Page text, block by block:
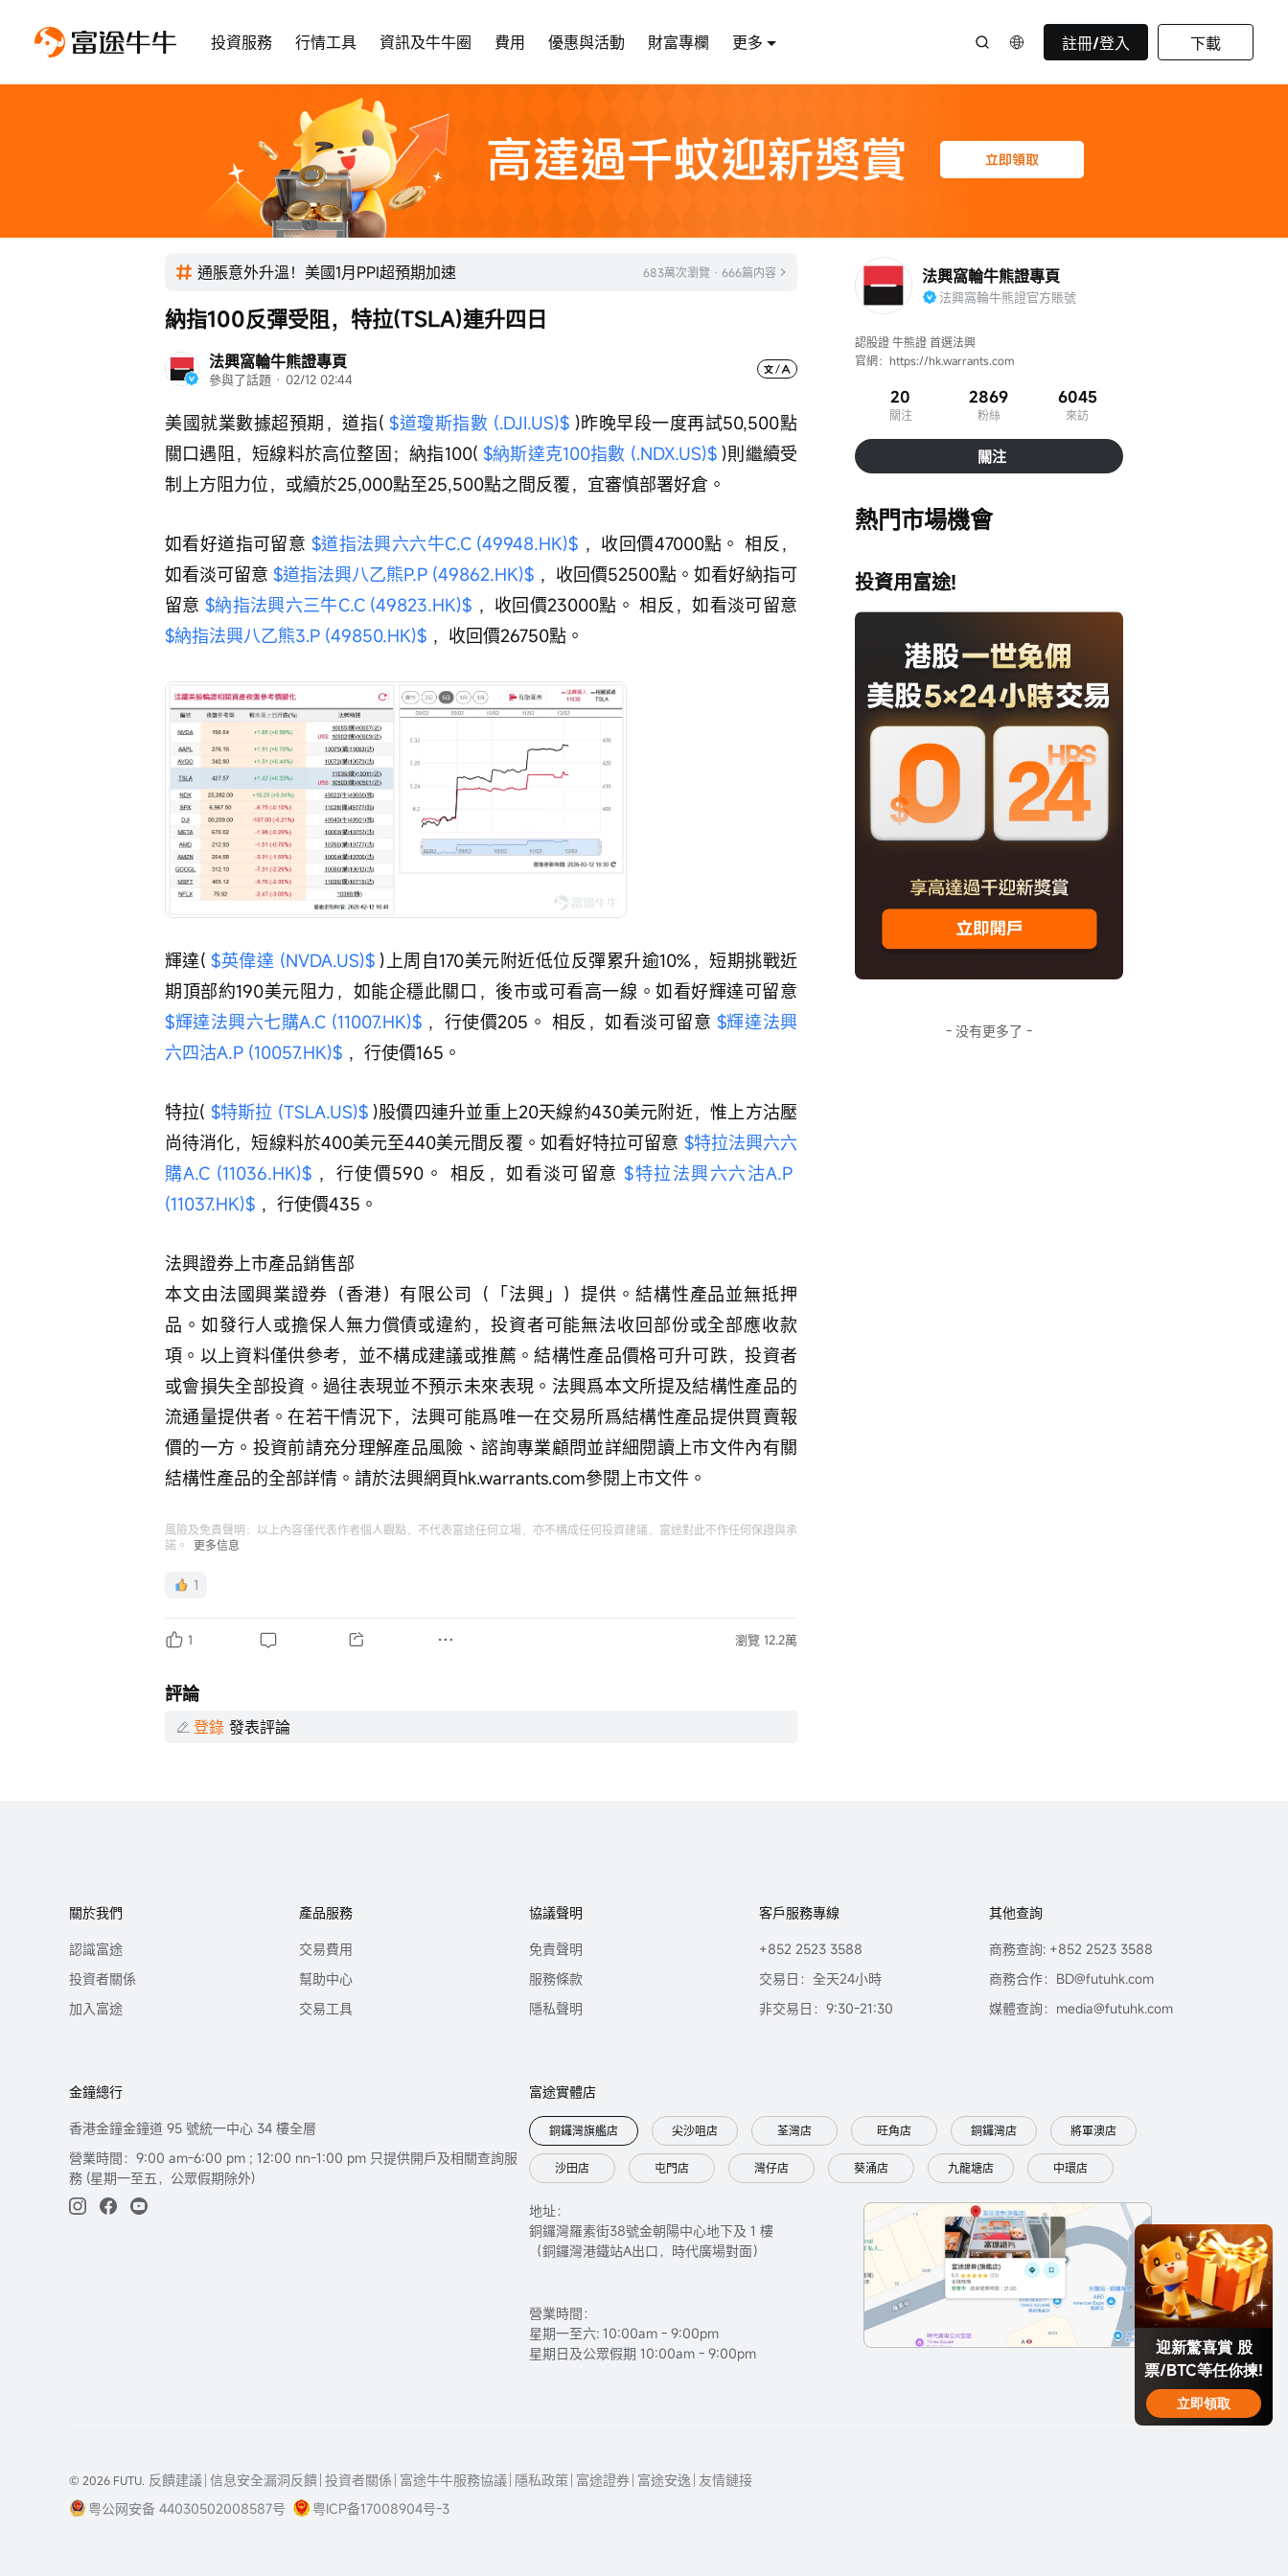
投資服務 行情工具 資訊及牛牛圈 費用 優惠與活動 財富專欄 更多 註冊/登入 下載
迎新驚喜賞 股
票/BTC等任你揀!
立即領取
通脹意外升溫！美國1月PPI超預期加速 683萬次瀏覽 · 666篇内容
法興窩輪牛熊證專頁
參與了話題 · 02/12 02:44
納指100反彈受阻，特拉(TSLA)連升四日
美國就業數據超預期，道指( $道瓊斯指數 (.DJI.US)$ )昨晚早段一度再試50,500點
關口遇阻，短線料於高位整固；納指100( $納斯達克100指數 (.NDX.US)$ )則繼續受
制上方阻力位，或續於25,000點至25,500點之間反覆，宜審慎部署好倉。
如看好道指可留意 $道指法興六六牛C.C (49948.HK)$ ，收回價47000點。 相反，
如看淡可留意 $道指法興八乙熊P.P (49862.HK)$ ，收回價52500點。如看好納指可
留意 $納指法興六三牛C.C (49823.HK)$ ，收回價23000點。 相反，如看淡可留意
$納指法興八乙熊3.P (49850.HK)$ ，收回價26750點。
輝達( $英偉達 (NVDA.US)$ )上周自170美元附近低位反彈累升逾10%，短期挑戰近
期頂部約190美元阻力，如能企穩此關口，後市或可看高一線。如看好輝達可留意
$輝達法興六七購A.C (11007.HK)$ ，行使價205。 相反，如看淡可留意 $輝達法興
六四沽A.P (10057.HK)$ ，行使價165。
特拉( $特斯拉 (TSLA.US)$ )股價四連升並重上20天線約430美元附近，惟上方沽壓
尚待消化，短線料於400美元至440美元間反覆。如看好特拉可留意 $特拉法興六六
購A.C (11036.HK)$ ，行使價590。 相反，如看淡可留意 $特拉法興六六沽A.P
(11037.HK)$ ，行使價435。
法興證券上市產品銷售部
本文由法國興業證券（香港）有限公司（「法興」）提供。結構性產品並無抵押
品。如發行人或擔保人無力償債或違約，投資者可能無法收回部份或全部應收款
項。以上資料僅供參考，並不構成建議或推薦。結構性產品價格可升可跌，投資者
或會損失全部投資。過往表現並不預示未來表現。法興爲本文所提及結構性產品的
流通量提供者。在若干情況下，法興可能爲唯一在交易所爲結構性產品提供買賣報
價的一方。投資前請充分理解產品風險、諮詢專業顧問並詳細閱讀上市文件內有關
結構性產品的全部詳情。請於法興網頁hk.warrants.com參閱上市文件。
風險及免責聲明：以上內容僅代表作者個人觀點，不代表富途任何立場，亦不構成任何投資建議，富途對此不作任何保證與承
諾。
更多信息
1
1 瀏覽 12.2萬
評論
登錄 發表評論
法興窩輪牛熊證專頁
法興窩輪牛熊證官方賬號
認股證 牛熊證 首選法興
官網：https://hk.warrants.com
20
關注
2869
粉絲
6045
來訪
關注
熱門市場機會
投資用富途!
- 没有更多了 -
關於我們
認識富途
投資者關係
加入富途
產品服務
交易費用
幫助中心
交易工具
協議聲明
免責聲明
服務條款
隱私聲明
客戶服務專線
+852 2523 3588
交易日：全天24小時
非交易日：9:30-21:30
其他查詢
商務查詢: +852 2523 3588
商務合作：BD@futuhk.com
媒體查詢：media@futuhk.com
金鐘總行
香港金鐘金鐘道 95 號統一中心 34 樓全層
營業時間：9:00 am-6:00 pm ; 12:00 nn-1:00 pm 只提供開戶及相關查詢服
務 (星期一至五，公眾假期除外)
富途實體店
銅鑼灣旗艦店 尖沙咀店 荃灣店 旺角店 銅鑼灣店 將軍澳店
沙田店 屯門店 灣仔店 葵涌店 九龍塘店 中環店
地址：
銅鑼灣羅素街38號金朝陽中心地下及 1 樓
（銅鑼灣港鐵站A出口，時代廣場對面）
營業時間：
星期一至六: 10:00am - 9:00pm
星期日及公眾假期 10:00am - 9:00pm
© 2026 FUTU. 反饋建議 信息安全漏洞反饋 投資者關係 富途牛牛服務協議 隱私政策 富途證券 富途安逸 友情鏈接
粤公网安备 44030502008587号
粤ICP备17008904号-3